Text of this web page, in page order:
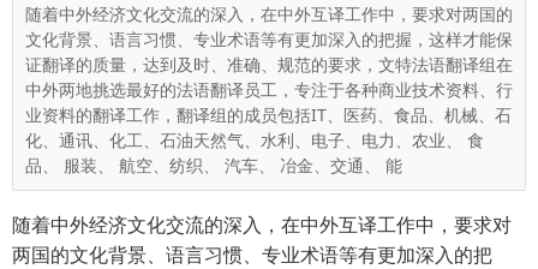
随着中外经济文化交流的深入，在中外互译工作中，要求对两国的
文化背景、语言习惯、专业术语等有更加深入的把握，这样才能保
证翻译的质量，达到及时、准确、规范的要求，文特法语翻译组在
中外两地挑选最好的法语翻译员工，专注于各种商业技术资料、行
业资料的翻译工作，翻译组的成员包括IT、医药、食品、机械、石
化、通讯、化工、石油天然气、水利、电子、电力、农业、 食
品、 服装、 航空、纺织、 汽车、 冶金、交通、 能
随着中外经济文化交流的深入，在中外互译工作中，要求对
两国的文化背景、语言习惯、专业术语等有更加深入的把